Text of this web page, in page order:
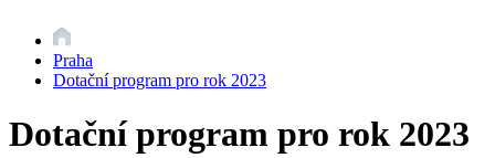
Praha
Dotační program pro rok 2023
Dotační program pro rok 2023